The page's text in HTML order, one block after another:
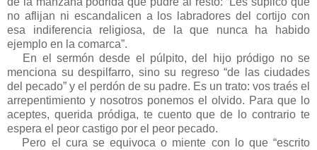
no aflijan ni escandalicen a los labradores del cortijo con
esa indiferencia religiosa, de la que nunca ha habido
ejemplo en la comarca”.
En el sermón desde el púlpito, del hijo pródigo no se
menciona su despilfarro, sino su regreso “de las ciudades
del pecado” y el perdón de su padre. Es un trato: vos traés el
arrepentimiento y nosotros ponemos el olvido. Para que lo
aceptes, querida pródiga, te cuento que de lo contrario te
espera el peor castigo por el peor pecado.
Pero el cura se equivoca o miente con lo que “escrito